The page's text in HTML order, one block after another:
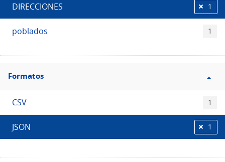
DIRECCIONES 1
poblados 1
Filtro
Formatos
Formatos
CSV 1
JSON 1